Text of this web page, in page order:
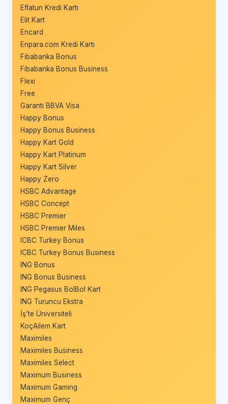
Eflatun Kredi Kartı
Elit Kart
Encard
Enpara.com Kredi Kartı
Fibabanka Bonus
Fibabanka Bonus Business
Flexi
Free
Garanti BBVA Visa
Happy Bonus
Happy Bonus Business
Happy Kart Gold
Happy Kart Platinum
Happy Kart Silver
Happy Zero
HSBC Advantage
HSBC Concept
HSBC Premier
HSBC Premier Miles
ICBC Turkey Bonus
ICBC Turkey Bonus Business
ING Bonus
ING Bonus Business
ING Pegasus BolBol Kart
ING Turuncu Ekstra
İş’te Üniversiteli
KoçAilem Kart
Maximiles
Maximiles Business
Maximiles Select
Maximum Business
Maximum Gaming
Maximum Genç